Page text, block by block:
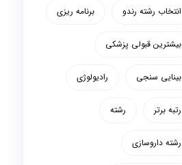
انتخاب رشته رندو برنامه ریزی
بیشترین قبولی پزشکی
بینایی سنجی رادیولوژی
رتبه برتر رشته
رشته داروسازی